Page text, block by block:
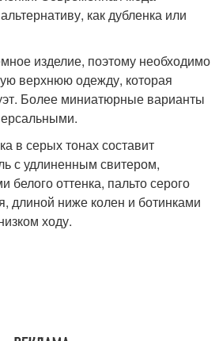
как дубленка или
изделие, поэтому необходимо
верхнюю одежду, которая
Более миниатюрные варианты
в серых тонах составит
с удлиненным свитером,
оттенка, пальто серого
длиной ниже колен и ботинками
ходу.